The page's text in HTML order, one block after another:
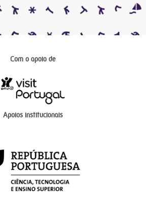
Com o apoio de
Apoios institucionais